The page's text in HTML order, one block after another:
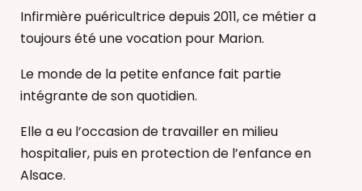
Infirmière puéricultrice depuis 2011, ce métier a
toujours été une vocation pour Marion.
Le monde de la petite enfance fait partie
intégrante de son quotidien.
Elle a eu l’occasion de travailler en milieu
hospitalier, puis en protection de l’enfance en
Alsace.